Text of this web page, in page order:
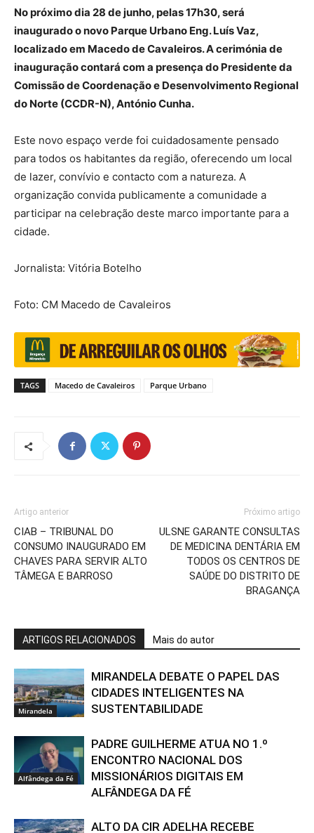
No próximo dia 28 de junho, pelas 17h30, será
inaugurado o novo Parque Urbano Eng. Luís Vaz,
localizado em Macedo de Cavaleiros. A cerimónia de
inauguração contará com a presença do Presidente da
Comissão de Coordenação e Desenvolvimento Regional
do Norte (CCDR-N), António Cunha.
Este novo espaço verde foi cuidadosamente pensado
para todos os habitantes da região, oferecendo um local
de lazer, convívio e contacto com a natureza. A
organização convida publicamente a comunidade a
participar na celebração deste marco importante para a
cidade.
Jornalista: Vitória Botelho
Foto: CM Macedo de Cavaleiros
TAGS Macedo de Cavaleiros Parque Urbano
Artigo anterior
CIAB – TRIBUNAL DO
CONSUMO INAUGURADO EM
CHAVES PARA SERVIR ALTO
TÂMEGA E BARROSO
Próximo artigo
ULSNE GARANTE CONSULTAS
DE MEDICINA DENTÁRIA EM
TODOS OS CENTROS DE
SAÚDE DO DISTRITO DE
BRAGANÇA
ARTIGOS RELACIONADOS Mais do autor
Mirandela
MIRANDELA DEBATE O PAPEL DAS
CIDADES INTELIGENTES NA
SUSTENTABILIDADE
Alfândega da Fé
PADRE GUILHERME ATUA NO 1.º
ENCONTRO NACIONAL DOS
MISSIONÁRIOS DIGITAIS EM
ALFÂNDEGA DA FÉ
ALTO DA CIR ADELHA RECEBE